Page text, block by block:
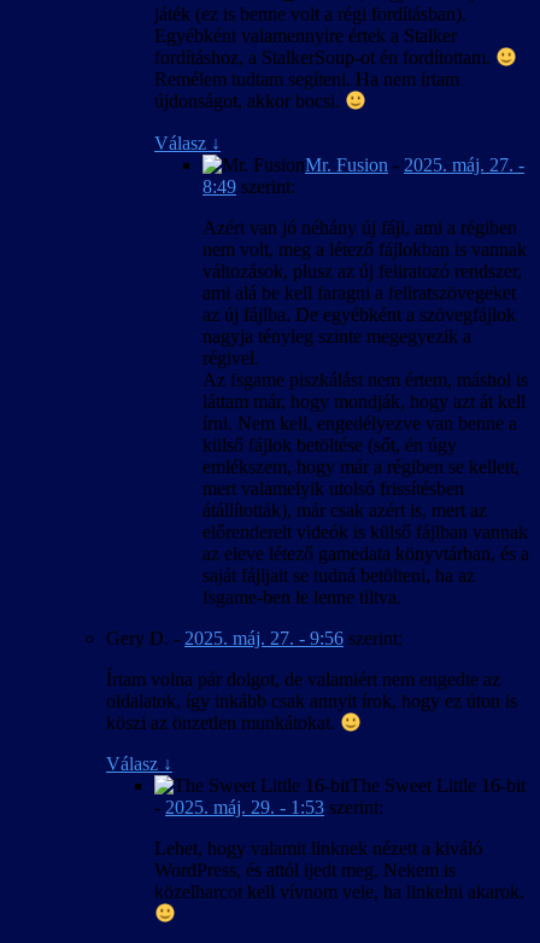
szövegkészlet csak úgy lesz egységes, ha új
játékot indítunk, és nem váltunk nyelvet
közben.
játék (ez is benne volt a régi fordításban).
Egyébként valamennyire értek a Stalker
fordításhoz, a StalkerSoup-ot én fordítottam.
Remélem tudtam segíteni. Ha nem írtam
újdonságot, akkor bocsi.
Válasz ↓
Mr. Fusion - 2025. máj. 27. -
8:49 szerint:
Azért van jó néhány új fájl, ami a régiben
nem volt, meg a létező fájlokban is vannak
változások, plusz az új feliratozó rendszer,
ami alá be kell faragni a feliratszövegeket
az új fájlba. De egyébként a szövegfájlok
nagyja tényleg szinte megegyezik a
régivel.
Az fsgame piszkálást nem értem, máshol is
láttam már, hogy mondják, hogy azt át kell
írni. Nem kell, engedélyezve van benne a
külső fájlok betöltése (sőt, én úgy
emlékszem, hogy már a régiben se kellett,
mert valamelyik utolsó frissítésben
átállították), már csak azért is, mert az
előrenderelt videók is külső fájlban vannak
az eleve létező gamedata könyvtárban, és a
saját fájljait se tudná betölteni, ha az
fsgame-ben le lenne tiltva.
Gery D. - 2025. máj. 27. - 9:56 szerint:
Írtam volna pár dolgot, de valamiért nem engedte az
oldalatok, így inkább csak annyit írok, hogy ez úton is
köszi az önzetlen munkátokat.
Válasz ↓
The Sweet Little 16-bit
- 2025. máj. 29. - 1:53 szerint:
Lehet, hogy valamit linknek nézett a kiváló
WordPress, és attól ijedt meg. Nekem is
közelharcot kell vívnom vele, ha linkelni akarok.